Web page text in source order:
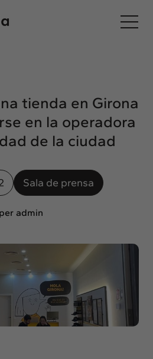
tienda en Girona
en la operadora
de la ciudad
Sala de prensa
per admin